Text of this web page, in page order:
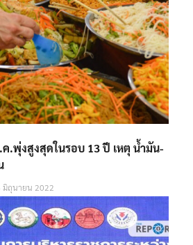
.พุ่งสูงสุดในรอบ 13 ปี เหตุ น้ำมัน-
มิถุนายน 2022